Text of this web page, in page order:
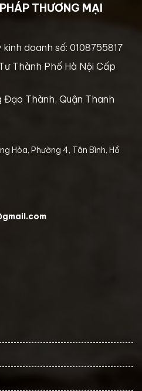
THƯƠNG MẠI
doanh số: 0108755817
Thành Phố Hà Nội Cấp
Thành, Quận Thanh
Hòa, Phường 4, Tân Bình, Hồ